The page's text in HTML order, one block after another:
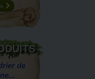
de